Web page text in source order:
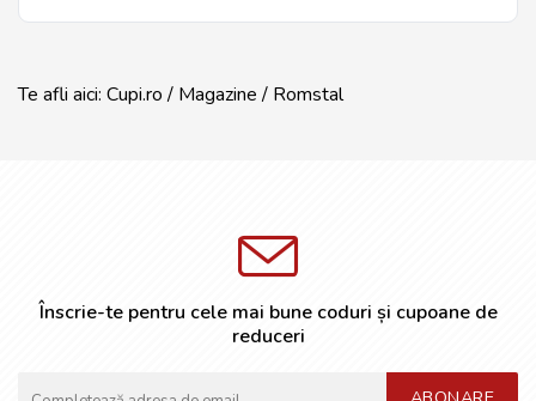
Te afli aici: Cupi.ro/ Magazine/ Romstal
Înscrie-te pentru cele mai bune coduri și cupoane de
reduceri